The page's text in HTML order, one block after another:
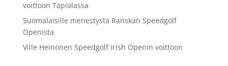
voittoon Tapiolassa
Suomalaisille menestystä Ranskan Speedgolf
Openista
Ville Heinonen Speedgolf Irish Openin voittoon